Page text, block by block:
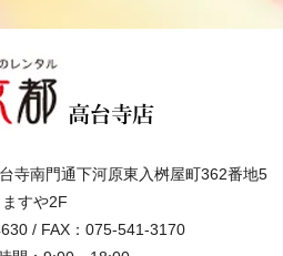
寺南門通下河原東入桝屋町362番地5
ますや2F
/ FAX：075-541-3170